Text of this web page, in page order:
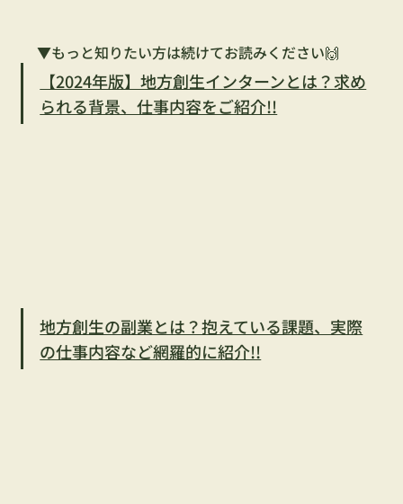
▼もっと知りたい方は続けてお読みください🙌
【2024年版】地方創生インターンとは？求め
られる背景、仕事内容をご紹介!!
地方創生の副業とは？抱えている課題、実際
の仕事内容など網羅的に紹介!!